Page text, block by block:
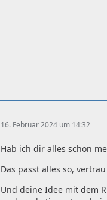
16. Februar 2024 um 14:32
Hab ich dir alles schon
Das passt alles so,
Und deine Idee mit dem